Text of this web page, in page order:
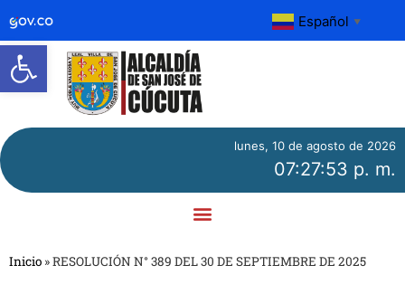
Abrir barra de herramientas
Español ▼
lunes, 10 de agosto de 2026
07:27:53 p. m.
Inicio »RESOLUCIÓN N° 389 DEL 30 DE SEPTIEMBRE DE 2025